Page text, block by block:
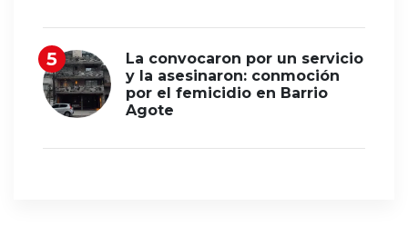
La convocaron por un servicio
y la asesinaron: conmoción
por el femicidio en Barrio
Agote